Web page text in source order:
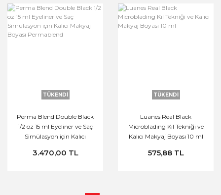
TÜKENDİ
Perma Blend Double Black
1/2 oz 15 ml Eyeliner ve Saç
Simülasyon için Kalıcı
3.470,00 TL
TÜKENDİ
Luanes Real Black
Microblading Kıl Tekniği ve
Kalıcı Makyaj Boyası 10 ml
575,88 TL